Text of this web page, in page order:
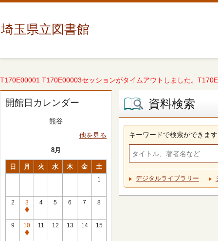
埼玉県立図書館
T170E00001 T170E00003セッションがタイムアウトしました。
開館日カレンダー
熊谷
他を見る
8月
日 月 火 水 木 金 土
1
2
3
休
館
日
4 5 6 7 8
9
10
休
11 12 13 14 15
資料検索
キーワードで検索ができます
デジタルライブラリー